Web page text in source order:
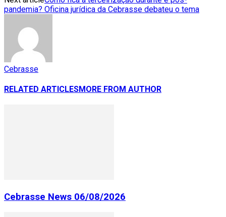
pandemia? Oficina jurídica da Cebrasse debateu o tema
Cebrasse
RELATED ARTICLESMORE FROM AUTHOR
Cebrasse News 06/08/2026